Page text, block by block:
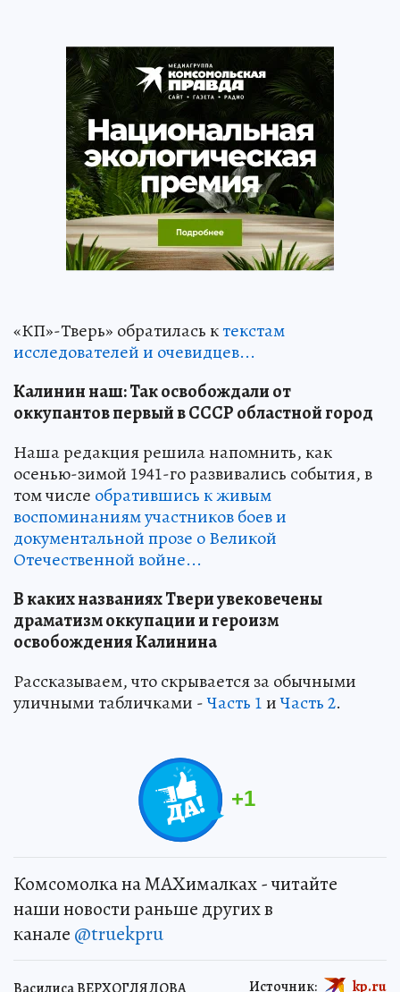
«КП»-Тверь» обратилась ктекстам
исследователей и очевидцев...
Калинин наш: Так освобождали от
оккупантов первый в СССР областной город
Наша редакция решила напомнить, как
осенью-зимой 1941-го развивались события, в
том числе обратившись к живым
воспоминаниям участников боев и
документальной прозе о Великой
Отечественной войне...
В каких названиях Твери увековечены
драматизм оккупации и героизм
освобождения Калинина
Рассказываем, что скрывается за обычными
уличными табличками -Часть 1иЧасть 2.
+1
Комсомолка на MAXималках - читайте
наши новости раньше других в
канале @truekpru
Источник: kp.ru